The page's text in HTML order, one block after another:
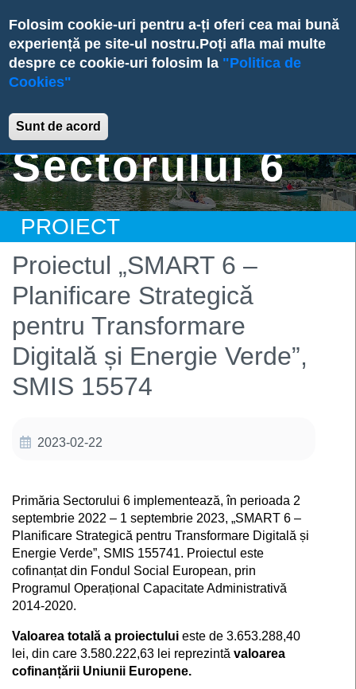
Folosim cookie-uri pentru a-ți oferi cea mai bună
experiență pe site-ul nostru.Poți afla mai multe
despre ce cookie-uri folosim la "Politica de
Cookies"
Sunt de acord
to
main
content
Primăria
Sectorului 6
PROIECT
Proiectul „SMART 6 –
Planificare Strategică
pentru Transformare
Digitală și Energie Verde”,
SMIS 15574
2023-02-22
Primăria Sectorului 6 implementează, în perioada 2
septembrie 2022 – 1 septembrie 2023, „SMART 6 –
Planificare Strategică pentru Transformare Digitală și
Energie Verde”, SMIS 155741. Proiectul este
cofinanțat din Fondul Social European, prin
Programul Operațional Capacitate Administrativă
2014-2020.
Valoarea totală a proiectului este de 3.653.288,40
lei, din care 3.580.222,63 lei reprezintă valoarea
cofinanțării Uniunii Europene.